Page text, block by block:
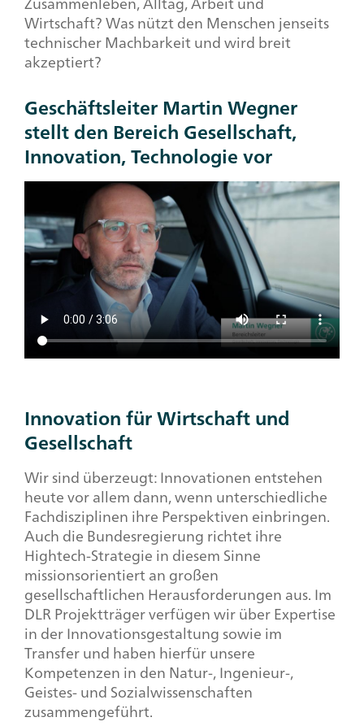
Wirtschaft? Was nützt den Menschen jenseits
technischer Machbarkeit und wird breit
akzeptiert?
Geschäftsleiter Martin Wegner
stellt den Bereich Gesellschaft,
Innovation, Technologie vor
Innovation für Wirtschaft und
Gesellschaft
Wir sind überzeugt: Innovationen entstehen
heute vor allem dann, wenn unterschiedliche
Fachdisziplinen ihre Perspektiven einbringen.
Auch die Bundesregierung richtet ihre
Hightech-Strategie in diesem Sinne
missionsorientiert an großen
gesellschaftlichen Herausforderungen aus. Im
DLR Projektträger verfügen wir über Expertise
in der Innovationsgestaltung sowie im
Transfer und haben hierfür unsere
Kompetenzen in den Natur-, Ingenieur-,
Geistes- und Sozialwissenschaften
zusammengeführt.